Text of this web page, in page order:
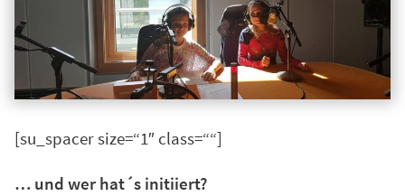
[su_spacer size=“1″ class=““]
… und wer hat´s initiiert?